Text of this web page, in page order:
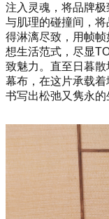
注入灵魂，将品牌
与肌理的碰撞间，
得淋漓尽致，用帧
想生活范式，尽显
致魅力。直至日暮
幕布，在这片承载着
书写出松弛又隽永的